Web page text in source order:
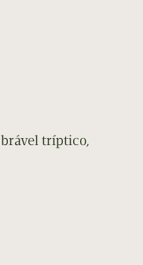
tríptico,